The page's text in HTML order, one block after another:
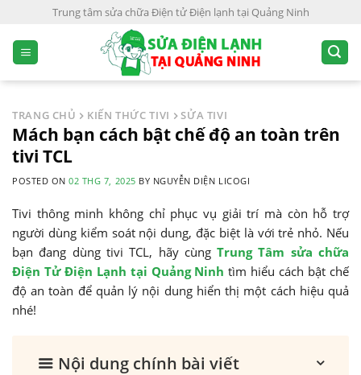
Trung tâm sửa chữa Điện tử Điện lạnh tại Quảng Ninh
TRANG CHỦ KIẾN THỨC TIVI SỬA TIVI
Mách bạn cách bật chế độ an toàn trên
tivi TCL
POSTED ON02 THG 7, 2025 BY NGUYỄN DIỆN LICOGI
Tivi thông minh không chỉ phục vụ giải trí mà còn hỗ trợ
người dùng kiểm soát nội dung, đặc biệt là với trẻ nhỏ. Nếu
bạn đang dùng tivi TCL, hãy cùngTrung Tâm sửa chữa
Điện Tử Điện Lạnh tại Quảng Ninh tìm hiểu cách bật chế
độ an toàn để quản lý nội dung hiển thị một cách hiệu quả
nhé!
Nội dung chính bài viết